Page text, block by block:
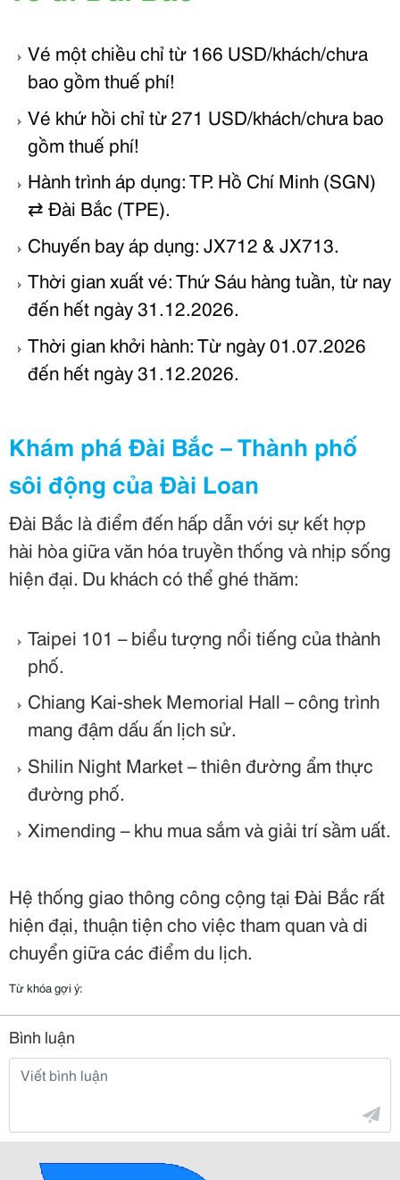
Vé một chiều chỉ từ 166 USD/khách/chưa
bao gồm thuế phí!
Vé khứ hồi chỉ từ 271 USD/khách/chưa bao
gồm thuế phí!
Hành trình áp dụng: TP. Hồ Chí Minh (SGN)
⇄ Đài Bắc (TPE).
Chuyến bay áp dụng: JX712 & JX713.
Thời gian xuất vé: Thứ Sáu hàng tuần, từ nay
đến hết ngày 31.12.2026.
Thời gian khởi hành: Từ ngày 01.07.2026
đến hết ngày 31.12.2026.
Khám phá Đài Bắc – Thành phố
sôi động của Đài Loan
Đài Bắc là điểm đến hấp dẫn với sự kết hợp
hài hòa giữa văn hóa truyền thống và nhịp sống
hiện đại. Du khách có thể ghé thăm:
Taipei 101 – biểu tượng nổi tiếng của thành
phố.
Chiang Kai-shek Memorial Hall – công trình
mang đậm dấu ấn lịch sử.
Shilin Night Market – thiên đường ẩm thực
đường phố.
Ximending – khu mua sắm và giải trí sầm uất.
Hệ thống giao thông công cộng tại Đài Bắc rất
hiện đại, thuận tiện cho việc tham quan và di
chuyển giữa các điểm du lịch.
Từ khóa gợi ý:
Bình luận